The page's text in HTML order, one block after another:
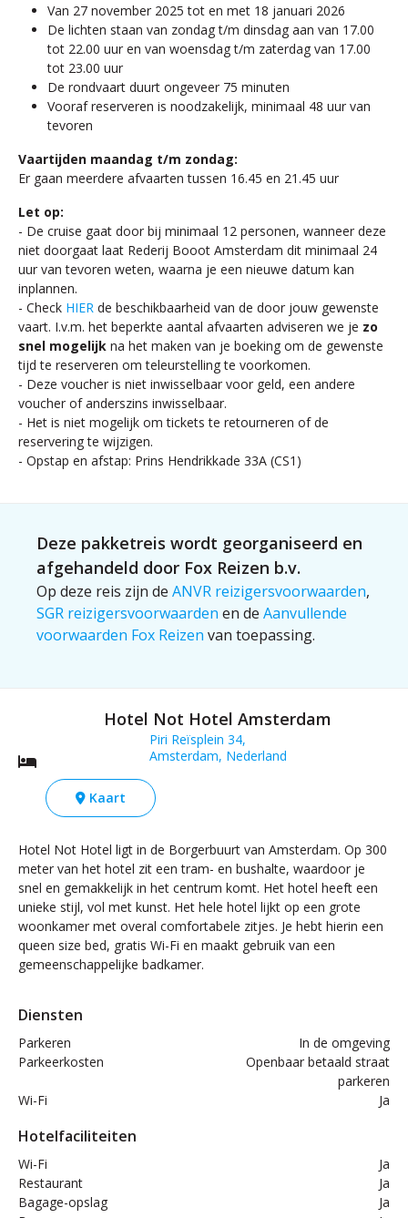
Van 27 november 2025 tot en met 18 januari 2026
De lichten staan van zondag t/m dinsdag aan van 17.00
tot 22.00 uur en van woensdag t/m zaterdag van 17.00
tot 23.00 uur
De rondvaart duurt ongeveer 75 minuten
Vooraf reserveren is noodzakelijk, minimaal 48 uur van
tevoren
Vaartijden maandag t/m zondag:
Er gaan meerdere afvaarten tussen 16.45 en 21.45 uur
Let op:
- De cruise gaat door bij minimaal 12 personen, wanneer deze
niet doorgaat laat Rederij Booot Amsterdam dit minimaal 24
uur van tevoren weten, waarna je een nieuwe datum kan
inplannen.
- Check HIER de beschikbaarheid van de door jouw gewenste
vaart. I.v.m. het beperkte aantal afvaarten adviseren we je zo
snel mogelijk na het maken van je boeking om de gewenste
tijd te reserveren om teleurstelling te voorkomen.
- Deze voucher is niet inwisselbaar voor geld, een andere
voucher of anderszins inwisselbaar.
- Het is niet mogelijk om tickets te retourneren of de
reservering te wijzigen.
- Opstap en afstap: Prins Hendrikkade 33A (CS1)
Deze pakketreis wordt georganiseerd en
afgehandeld door Fox Reizen b.v.
Op deze reis zijn de ANVR reizigersvoorwaarden,
SGR reizigersvoorwaarden en de Aanvullende
voorwaarden Fox Reizen van toepassing.
Hotel Not Hotel Amsterdam
Piri Reïsplein 34,
Amsterdam, Nederland
Kaart
Hotel Not Hotel ligt in de Borgerbuurt van Amsterdam. Op 300
meter van het hotel zit een tram- en bushalte, waardoor je
snel en gemakkelijk in het centrum komt. Het hotel heeft een
unieke stijl, vol met kunst. Het hele hotel lijkt op een grote
woonkamer met overal comfortabele zitjes. Je hebt hierin een
queen size bed, gratis Wi-Fi en maakt gebruik van een
gemeenschappelijke badkamer.
Diensten
Parkeren
In de omgeving
Parkeerkosten
Openbaar betaald straat
parkeren
Wi-Fi
Ja
Hotelfaciliteiten
Wi-Fi
Ja
Restaurant
Ja
Bagage-opslag
Ja